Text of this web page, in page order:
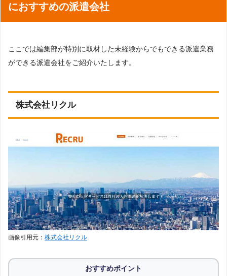
におすすめの派遣会社
ここでは編集部が特別に取材した未経験からでもできる派遣業務
ができる派遣会社をご紹介いたします。
株式会社リクル
画像引用元： 株式会社リクル
おすすめポイント